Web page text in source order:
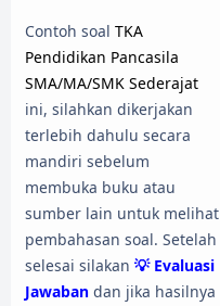
Contoh soal TKA
Pendidikan Pancasila
SMA/MA/SMK Sederajat
ini, silahkan dikerjakan
terlebih dahulu secara
mandiri sebelum
membuka buku atau
sumber lain untuk melihat
pembahasan soal. Setelah
selesai silakan 💡 Evaluasi
Jawaban dan jika hasilnya